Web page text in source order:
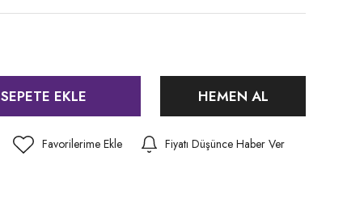
SEPETE EKLE HEMEN AL
Fiyatı Düşünce Haber Ver